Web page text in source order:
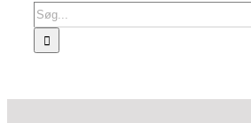
Søg
efter: